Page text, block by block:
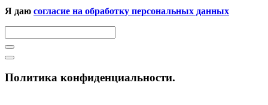
Я даю согласие на обработку персональных данных
Политика конфиденциальности.